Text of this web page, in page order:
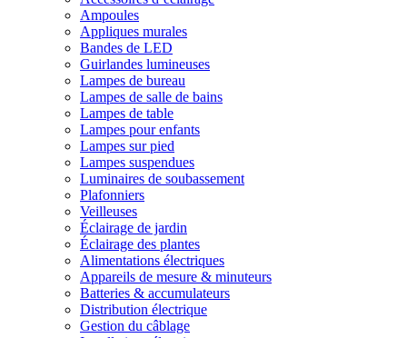
Ampoules
Appliques murales
Bandes de LED
Guirlandes lumineuses
Lampes de bureau
Lampes de salle de bains
Lampes de table
Lampes pour enfants
Lampes sur pied
Lampes suspendues
Luminaires de soubassement
Plafonniers
Veilleuses
Éclairage de jardin
Éclairage des plantes
Alimentations électriques
Appareils de mesure & minuteurs
Batteries & accumulateurs
Distribution électrique
Gestion du câblage